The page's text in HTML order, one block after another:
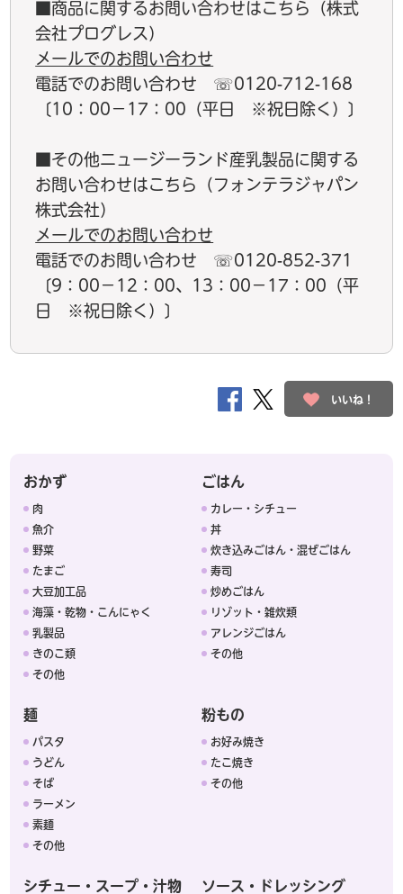
■商品に関するお問い合わせはこちら（株式
会社プログレス）
メールでのお問い合わせ
電話でのお問い合わせ ☏0120-712-168
〔10：00－17：00（平日 ※祝日除く）〕
■その他ニュージーランド産乳製品に関する
お問い合わせはこちら（フォンテラジャパン
株式会社）
メールでのお問い合わせ
電話でのお問い合わせ ☏0120-852-371
〔9：00－12：00、13：00－17：00（平
日 ※祝日除く）〕
いいね！
おかず
肉
魚介
野菜
たまご
大豆加工品
海藻・乾物・こんにゃく
乳製品
きのこ類
その他
ごはん
カレー・シチュー
丼
炊き込みごはん・混ぜごはん
寿司
炒めごはん
リゾット・雑炊類
アレンジごはん
その他
麺
パスタ
うどん
そば
ラーメン
素麺
その他
粉もの
お好み焼き
たこ焼き
その他
シチュー・スープ・汁物 ソース・ドレッシング